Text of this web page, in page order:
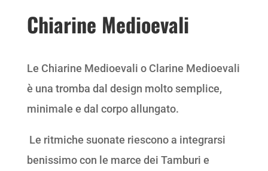
Chiarine Medioevali
Le Chiarine Medioevali o Clarine Medioevali
è una tromba dal design molto semplice,
minimale e dal corpo allungato.
Le ritmiche suonate riescono a integrarsi
benissimo con le marce dei Tamburi e